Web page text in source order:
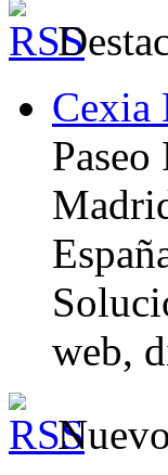
Cexia
Paseo
web,